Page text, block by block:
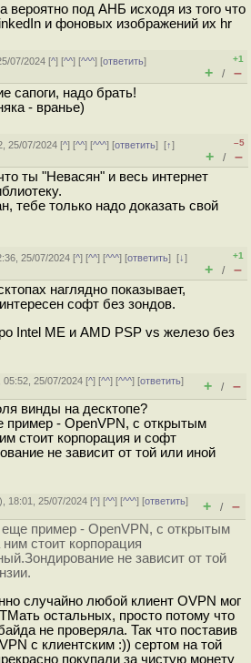
вероятно под АНБ исходя из того что
и фоновых изображений их hr
07/2024 [^] [^^] [^^^] [ответить]
+1
+ / –
сапоги, надо брать!
- вранье)
25/07/2024 [^] [^^] [^^^] [ответить][↑]
–5
+ / –
ты "Невасян" и весь интернет
тебе только надо доказать свой
25/07/2024 [^] [^^] [^^^] [ответить][↓]
+1
+ / –
наглядно показывает,
софт без зондов.
Intel ME и AMD PSP vs железо без
05:52, 25/07/2024 [^] [^^] [^^^] [ответить]
+ / –
винды на десктопе?
пример - OpenVPN, с открытым
стоит корпорация и софт
не зависит от той или иной
), 18:01, 25/07/2024 [^] [^^] [^^^] [ответить]
+ / –
пример - OpenVPN, с открытым
стоит корпорация
не зависит от той
случайно любой клиент OVPN мог
остальных, просто потому что
не проверяла. Так что поставив
с клиентским :)) сертом на той
покупали за чистую монету